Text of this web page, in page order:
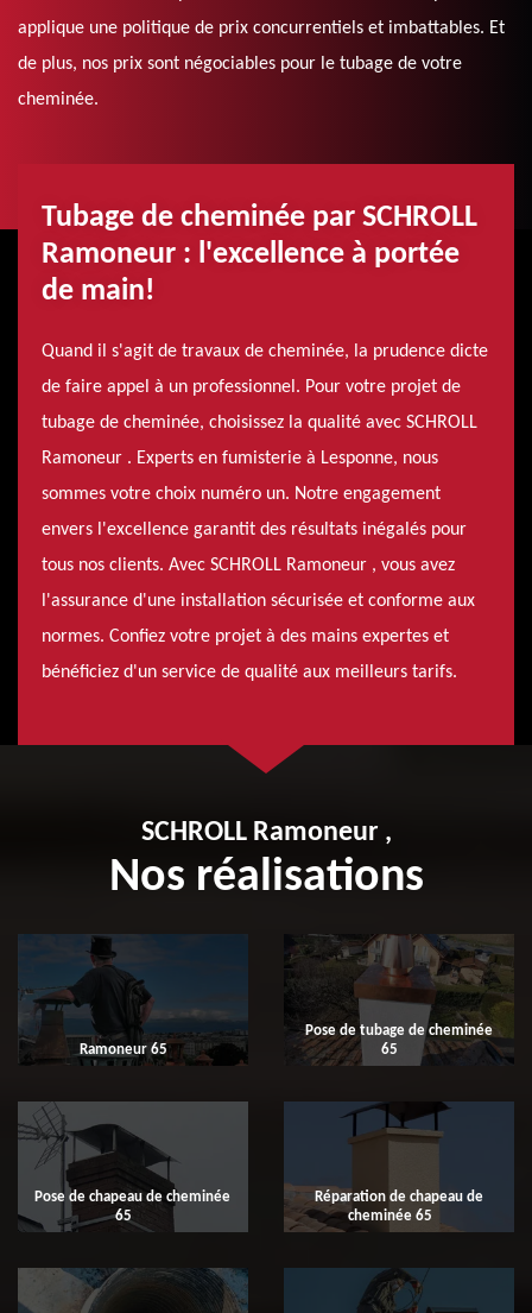
applique une politique de prix concurrentiels et imbattables. Et
de plus, nos prix sont négociables pour le tubage de votre
cheminée.
Tubage de cheminée par SCHROLL
Ramoneur : l'excellence à portée
de main!
Quand il s'agit de travaux de cheminée, la prudence dicte
de faire appel à un professionnel. Pour votre projet de
tubage de cheminée, choisissez la qualité avec SCHROLL
Ramoneur . Experts en fumisterie à Lesponne, nous
sommes votre choix numéro un. Notre engagement
envers l'excellence garantit des résultats inégalés pour
tous nos clients. Avec SCHROLL Ramoneur , vous avez
l'assurance d'une installation sécurisée et conforme aux
normes. Confiez votre projet à des mains expertes et
bénéficiez d'un service de qualité aux meilleurs tarifs.
SCHROLL Ramoneur ,
Nos réalisations
Ramoneur 65
Pose de tubage de cheminée
65
Pose de chapeau de cheminée
65
Réparation de chapeau de
cheminée 65